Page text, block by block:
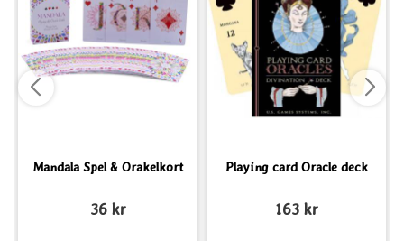
Mandala Spel & Orakelkort
Art. nr 661736 kr
Playing card Oracle deck
Art. nr 5406163 kr